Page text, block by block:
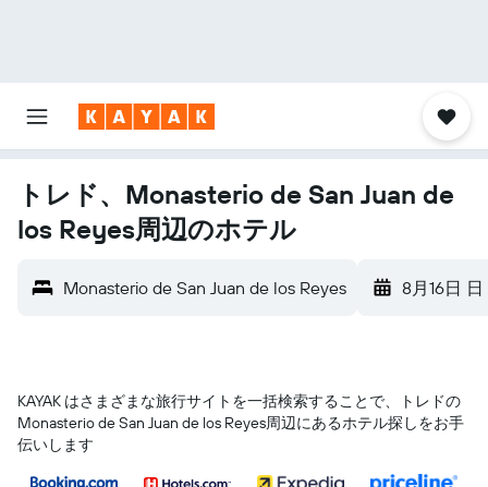
トレド、Monasterio de San Juan de
los Reyes周辺のホテル
Monasterio de San Juan de los Reyes 8月16日 日
KAYAK はさまざまな旅行サイトを一括検索することで、トレド​の
Monasterio de San Juan de los Reyes​周辺にあるホテル探しをお手
伝いします